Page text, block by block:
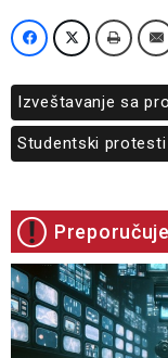
Izveštavanje sa
Studentski protesti